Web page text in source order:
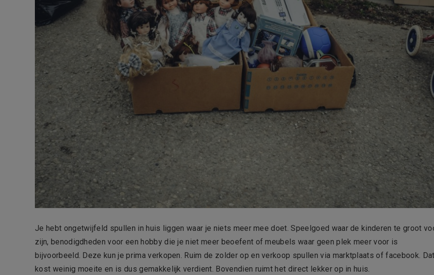
Je hebt ongetwijfeld spullen in huis liggen waar je niets meer mee doet. Speelgoed waar de kinderen te groot
zijn, benodigdheden voor een hobby die je niet meer beoefent of meubels waar geen plek meer voor is
bijvoorbeeld. Deze kun je prima verkopen. Ruim de zolder op en verkoop spullen via marktplaats of facebook.
kost weinig moeite en is dus gemakkelijk verdient. Bovendien ruimt het direct lekker op in huis.